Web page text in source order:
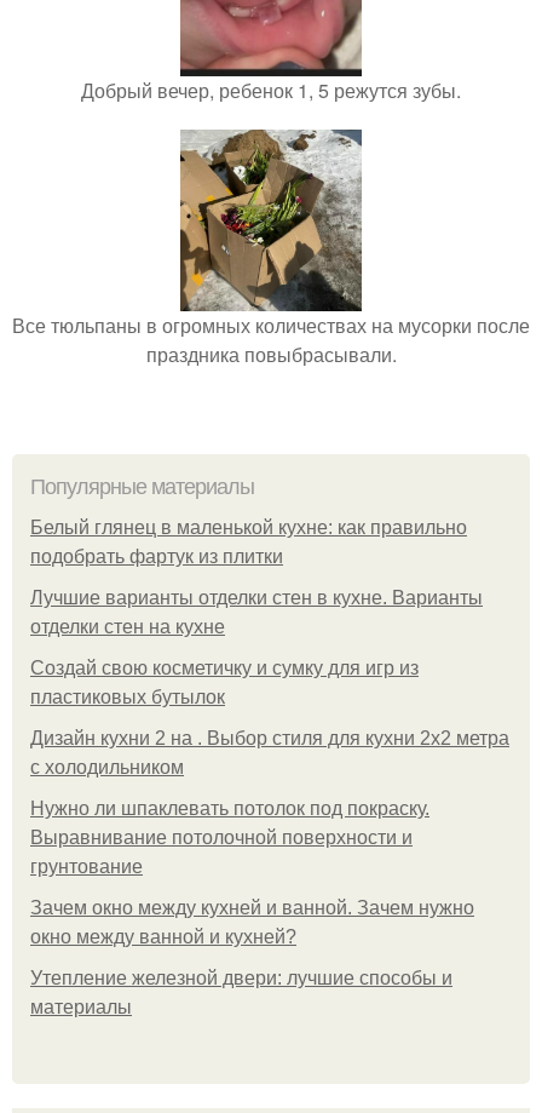
Добрый вечер, ребенок 1, 5 режутся зубы.
Все тюльпаны в огромных количествах на мусорки после
праздника повыбрасывали.
Популярные материалы
Белый глянец в маленькой кухне: как правильно
подобрать фартук из плитки
Лучшие варианты отделки стен в кухне. Варианты
отделки стен на кухне
Создай свою косметичку и сумку для игр из
пластиковых бутылок
Дизайн кухни 2 на . Выбор стиля для кухни 2х2 метра
с холодильником
Нужно ли шпаклевать потолок под покраску.
Выравнивание потолочной поверхности и
грунтование
Зачем окно между кухней и ванной. Зачем нужно
окно между ванной и кухней?
Утепление железной двери: лучшие способы и
материалы